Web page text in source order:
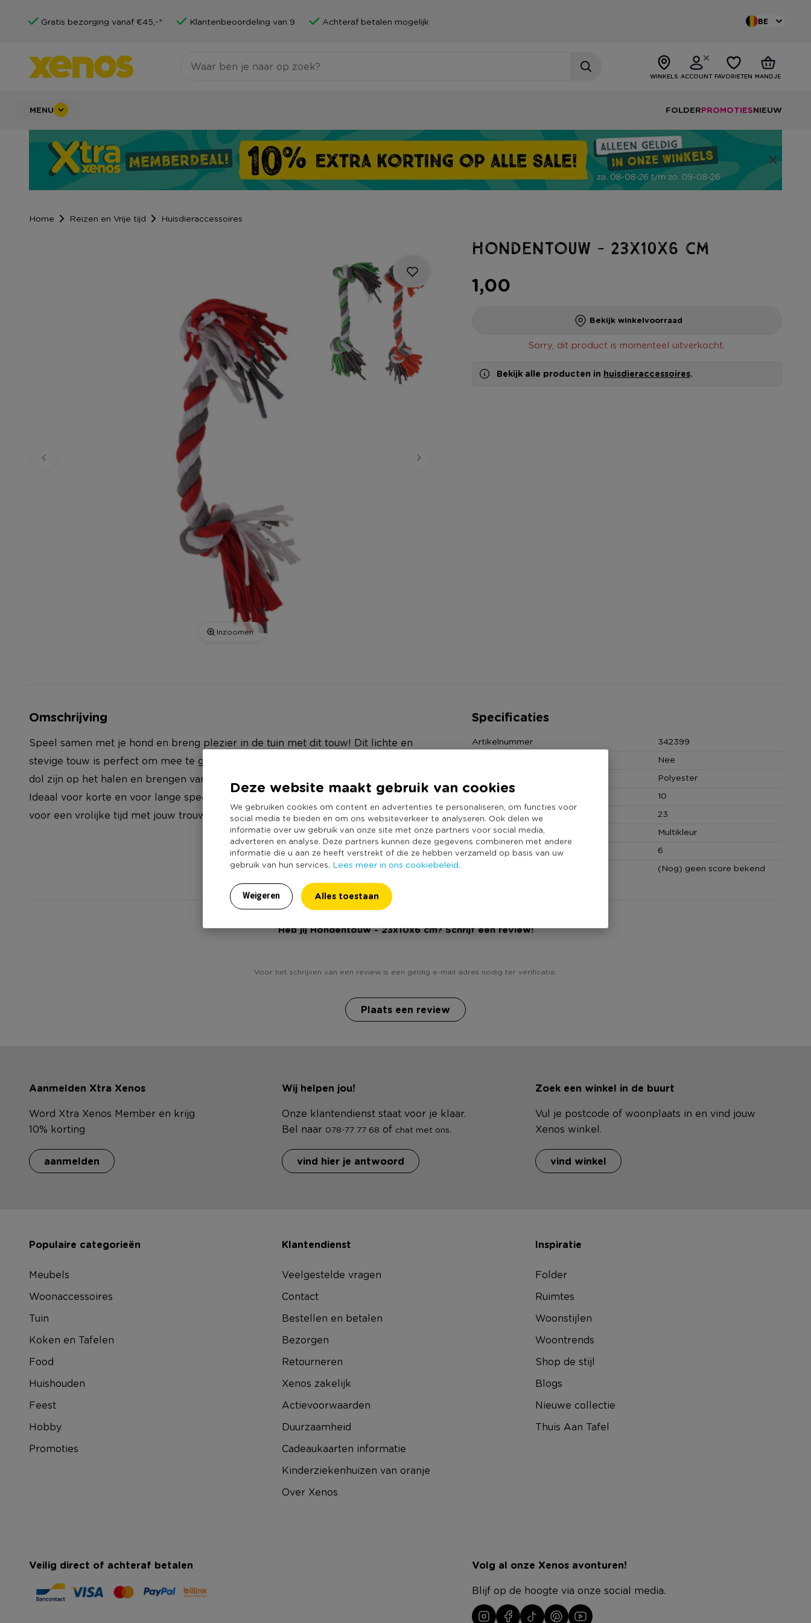
Deze website maakt gebruik van cookies
We gebruiken cookies om content en advertenties te personaliseren, om functies voor
social media te bieden en om ons websiteverkeer te analyseren. Ook delen we
informatie over uw gebruik van onze site met onze partners voor social media,
adverteren en analyse. Deze partners kunnen deze gegevens combineren met andere
informatie die u aan ze heeft verstrekt of die ze hebben verzameld op basis van uw
gebruik van hun services. Lees meer in ons cookiebeleid.
Weigeren Alles toestaan
Gratis bezorging vanaf €45,-* Klantenbeoordeling van 9 Achteraf betalen mogelijk BE
WINKELS ACCOUNT FAVORIETEN MANDJE
MENU FOLDERPROMOTIESNIEUW
Home Reizen en Vrije tijd Huisdieraccessoires
Inzoomen
Hondentouw - 23x10x6 cm
1,00
Bekijk winkelvoorraad
Sorry, dit product is momenteel uitverkocht.
Bekijk alle producten in huisdieraccessoires.
Omschrijving
Speel samen met je hond en breng plezier in de tuin met dit touw! Dit lichte en
stevige touw is perfect om mee te gooien tijdens de leukste spelletjes. Je hond zal
dol zijn op het halen en brengen van het touw, terwijl jij geniet van de gezelligheid.
Ideaal voor korte en voor lange speelsessies. Een simpel en betaalbaar speeltje
voor een vrolijke tijd met jouw trouwe viervoeter.
Specificaties
Artikelnummer
342399
Nee
Polyester
Productbreedte (cm)
10
Producthoogte (cm)
23
Kleur
Multikleur
Productdiepte (cm)
6
(Nog) geen score bekend
Heb jij Hondentouw - 23x10x6 cm? Schrijf een review!
Voor het schrijven van een review is een geldig e-mail adres nodig ter verificatie.
Plaats een review
Aanmelden Xtra Xenos
Word Xtra Xenos Member en krijg
10% korting
aanmelden
Wij helpen jou!
Onze klantendienst staat voor je klaar.
Bel naar 078-77 77 68 of chat met ons.
vind hier je antwoord
Zoek een winkel in de buurt
Vul je postcode of woonplaats in en vind jouw
Xenos winkel.
vind winkel
Populaire categorieën
Meubels
Woonaccessoires
Tuin
Koken en Tafelen
Food
Huishouden
Feest
Hobby
Promoties
Klantendienst
Veelgestelde vragen
Contact
Bestellen en betalen
Bezorgen
Retourneren
Xenos zakelijk
Actievoorwaarden
Duurzaamheid
Cadeaukaarten informatie
Kinderziekenhuizen van oranje
Over Xenos
Inspiratie
Folder
Ruimtes
Woonstijlen
Woontrends
Shop de stijl
Blogs
Nieuwe collectie
Thuis Aan Tafel
Veilig direct of achteraf betalen Volg al onze Xenos avonturen!
Blijf op de hoogte via onze social media.